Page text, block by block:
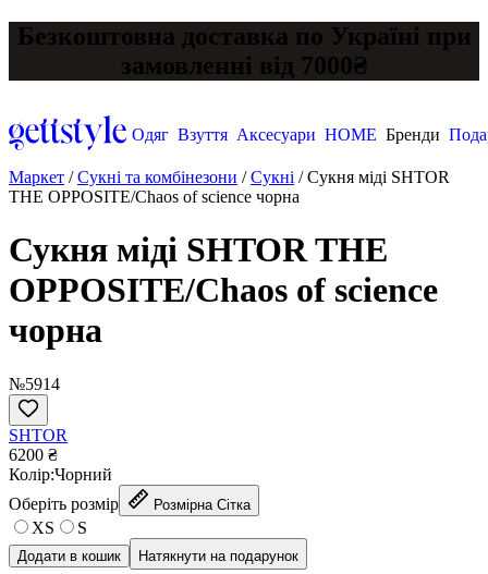
Безкоштовна доставка по Україні при
замовленні від 7000₴
Одяг Взуття Аксесуари HOME Бренди
Маркет /Сукні та комбінезони /Сукні /Сукня міді SHTOR
THE OPPOSITE/Chaos of science чорна
Сукня міді SHTOR THE
OPPOSITE/Chaos of science
чорна
№5914
SHTOR
6200 ₴
Колір:Чорний
Оберіть розмір
Розмірна Сітка
XS S
Додати в кошик Натякнути на подарунок